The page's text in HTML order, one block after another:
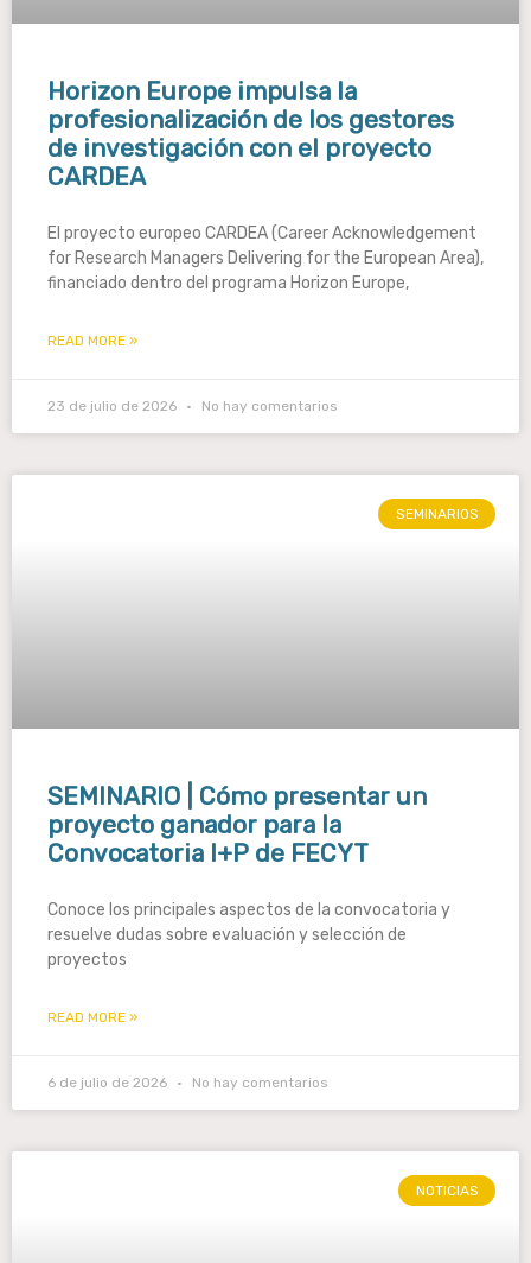
Horizon Europe impulsa la
profesionalización de los gestores
de investigación con el proyecto
CARDEA
El proyecto europeo CARDEA (Career Acknowledgement
for Research Managers Delivering for the European Area),
financiado dentro del programa Horizon Europe,
READ MORE »
23 de julio de 2026 No hay comentarios
SEMINARIOS
SEMINARIO | Cómo presentar un
proyecto ganador para la
Convocatoria I+P de FECYT
Conoce los principales aspectos de la convocatoria y
resuelve dudas sobre evaluación y selección de
proyectos
READ MORE »
6 de julio de 2026 No hay comentarios
NOTICIAS